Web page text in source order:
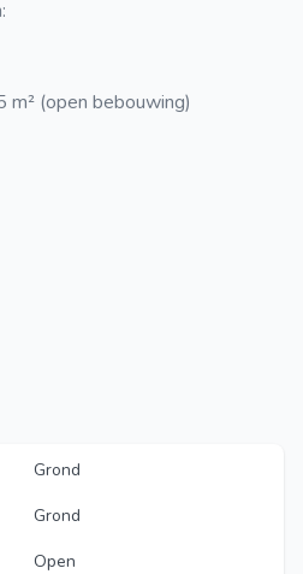
(open bebouwing)
Grond
Grond
Open